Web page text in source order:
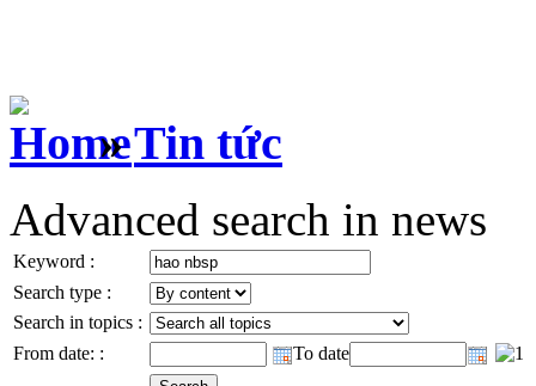
» Tin tức
Advanced search in news
Keyword :
Search type :
Search in topics :
From date: :
To date